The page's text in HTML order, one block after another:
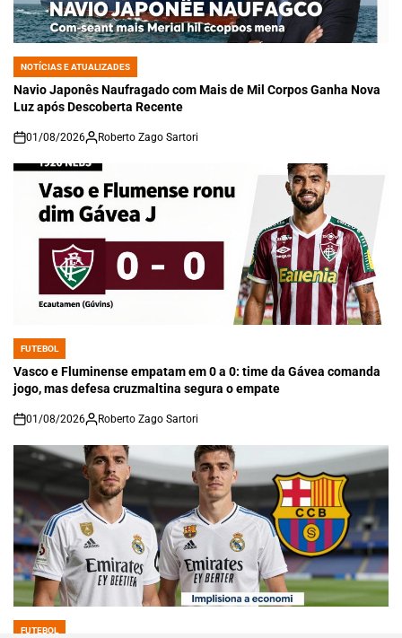
POSTED
IN
NOTÍCIAS E ATUALIZADES
Navio Japonês Naufragado com Mais de Mil Corpos Ganha Nova
Luz após Descoberta Recente
on
01/08/2026 Roberto Zago Sartori
POSTED
IN
FUTEBOL
Vasco e Fluminense empatam em 0 a 0: time da Gávea comanda
jogo, mas defesa cruzmaltina segura o empate
on
01/08/2026 Roberto Zago Sartori
POSTED
FUTEBOL